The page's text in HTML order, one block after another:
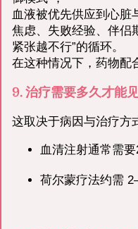
血液被优先供应到心脏
焦虑、失败经验、伴侣
紧张越不行”的循环。
在这种情况下，药物配
9. 治疗需要多久才能
这取决于病因与治疗方
血清注射通常需
荷尔蒙疗法约需